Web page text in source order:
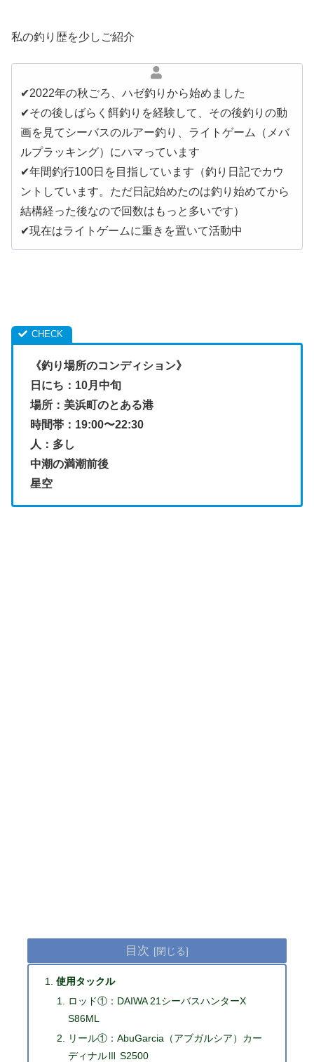
私の釣り歴を少しご紹介
✔︎2022年の秋ごろ、ハゼ釣りから始めました
✔︎その後しばらく餌釣りを経験して、その後釣りの動
画を見てシーバスのルアー釣り、ライトゲーム（メバ
ルプラッキング）にハマっています
✔︎年間釣行100日を目指しています（釣り日記でカウ
ントしています。ただ日記始めたのは釣り始めてから
結構経った後なので回数はもっと多いです）
✔︎現在はライトゲームに重きを置いて活動中
《釣り場所のコンディション》
日にち：10月中旬
場所：美浜町のとある港
時間帯：19:00〜22:30
人：多し
中潮の満潮前後
星空
目次
使用タックル
ロッド①：DAIWA 21シーバスハンターX
S86ML
リール①：AbuGarcia（アブガルシア）カー
ディナルⅢ S2500